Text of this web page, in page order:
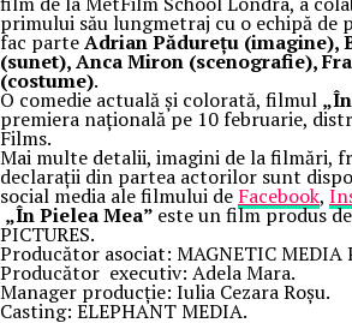
primului său lungmetraj cu o echipă de
fac parteAdrian Pădurețu (imagine),
(sunet), Anca Miron (scenografie),
(costume).
O comedie actuală și colorată, filmul
premiera națională pe 10 februarie,
Films.
Mai multe detalii, imagini de la filmări,
declarații din partea actorilor sunt
social media ale filmului de Facebook,
„În Pielea Mea” este un film produs
PICTURES.
Producător asociat: MAGNETIC MEDIA
Producător executiv: Adela Mara.
Manager producție: Iulia Cezara Roșu.
Casting: ELEPHANT MEDIA.